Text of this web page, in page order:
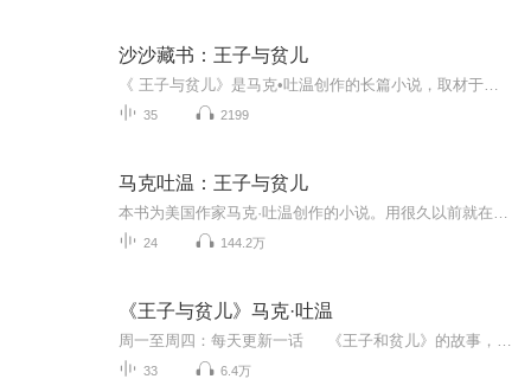
沙沙藏书：王子与贫儿
35 2199
马克吐温：王子与贫儿
24 144.2万
《王子与贫儿》马克·吐温
33 6.4万